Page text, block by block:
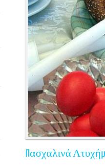
Πασχαλινά